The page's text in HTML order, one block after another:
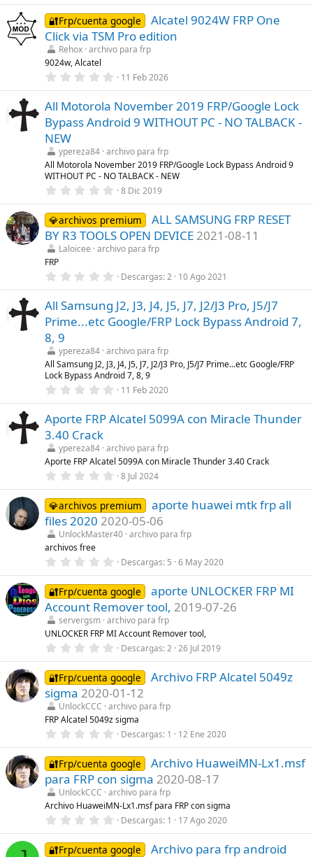
l
l
a
(
s
)
0
0
e
s
t
l
(
s
)
🔐Frp/cuenta google
Alcatel 9024W FRP One
Click via TSM Pro edition
Rehox archivo para frp
9024w, Alcatel
0
0
0
e
s
e
l
l
a
s
)
11 Feb 2026
All Motorola November 2019 FRP/Google Lock
Bypass Android 9 WITHOUT PC - NO TALBACK -
NEW
ypereza84 archivo para frp
All Motorola November 2019 FRP/Google Lock Bypass Android 9
WITHOUT PC - NO TALBACK - NEW
0
0
0
e
s
t
l
s
)
8 Dic 2019
💎archivos premium
ALL SAMSUNG FRP RESET
BY R3 TOOLS OPEN DEVICE 2021-08-11
Laloicee
archivo para frp
FRP
0
0
0
e
s
e
l
l
a
s
)
Descargas 2 10 Ago 2021
All Samsung J2, J3, J4, J5, J7, J2/J3 Pro, J5/J7
Prime...etc Google/FRP Lock Bypass Android 7,
8, 9
ypereza84 archivo para frp
All Samsung J2, J3, J4, J5, J7, J2/J3 Pro, J5/J7 Prime...etc Google/FRP
Lock Bypass Android 7, 8, 9
0
0
0
e
t
r
e
l
a
(
s
)
11 Feb 2020
Aporte FRP Alcatel 5099A con Miracle Thunder
3.40 Crack
ypereza84 archivo para frp
Aporte FRP Alcatel 5099A con Miracle Thunder 3.40 Crack
0
0
0
e
s
t
l
a
(
s
)
8 Jul 2024
💎archivos premium
aporte huawei mtk frp all
files 2020 2020-05-06
UnlockMaster40 archivo para frp
archivos free
0
0
0
e
s
t
r
e
l
a
(
s
)
Descargas 5 6 May 2020
🔐Frp/cuenta google
aporte UNLOCKER FRP MI
Account Remover tool, 2019-07-26
servergsm archivo para frp
UNLOCKER FRP MI Account Remover tool,
0
0
0
e
s
t
r
e
l
a
(
s
)
Descargas 2 26 Jul 2019
🔐Frp/cuenta google
Archivo FRP Alcatel 5049z
sigma 2020-01-12
UnlockCCC
archivo para frp
FRP Alcatel 5049z sigma
0
0
0
e
s
t
r
e
l
a
(
Descargas 1 12 Ene 2020
🔐Frp/cuenta google
Archivo HuaweiMN-Lx1.msf
para FRP con sigma 2020-08-17
UnlockCCC
archivo para frp
Archivo HuaweiMN-Lx1.msf para FRP con sigma
0
0
0
Descargas 1 17 Ago 2020
🔐Frp/cuenta google
Archivo para frp android